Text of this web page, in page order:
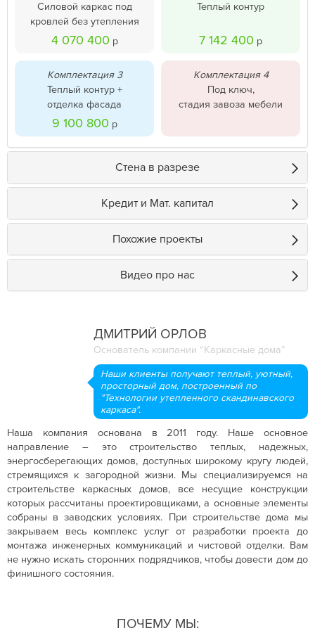
Силовой каркас под
кровлей без утепления
4 070 400 р
Теплый контур
7 142 400 р
Комплектация 3
Теплый контур +
отделка фасада
9 100 800 р
Комплектация 4
Под ключ,
стадия завоза мебели
Стена в разрезе
Кредит и Мат. капитал
Похожие проекты
Видео про нас
ДМИТРИЙ ОРЛОВ
Основатель компании “Каркасные дома”
Наши клиенты получают теплый, уютный,
просторный дом, построенный по
"Технологии утепленного скандинавского
каркаса".
Наша компания основана в 2011 году. Наше основное
направление – это строительство теплых, надежных,
энергосберегающих домов, доступных широкому кругу людей,
стремящихся к загородной жизни. Мы специализируемся на
строительстве каркасных домов, все несущие конструкции
которых рассчитаны проектировщиками, а основные элементы
собраны в заводских условиях. При строительстве дома мы
закрываем весь комплекс услуг от разработки проекта до
монтажа инженерных коммуникаций и чистовой отделки. Вам
не нужно искать сторонних подрядчиков, чтобы довести дом до
финишного состояния.
ПОЧЕМУ МЫ: